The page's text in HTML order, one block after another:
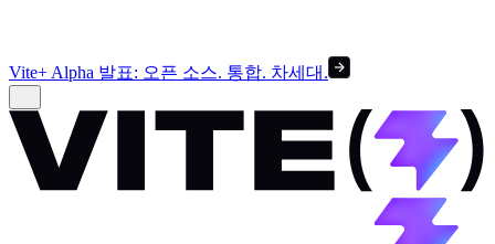
Vite+ Alpha 발표: 오픈 소스. 통합. 차세대.